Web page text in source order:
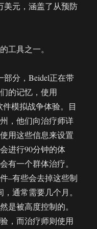
美元，涵盖了从预防
工具之一。
部分，Beidel正在带
的记忆，使用
件模拟战争体验。目
，他们向治疗师详
用这些信息来设置
进行90分钟的体
有一个群体治疗。
–有些会去掉这些制
通常需要几个月。
是被高度控制的。
，而治疗师则使用